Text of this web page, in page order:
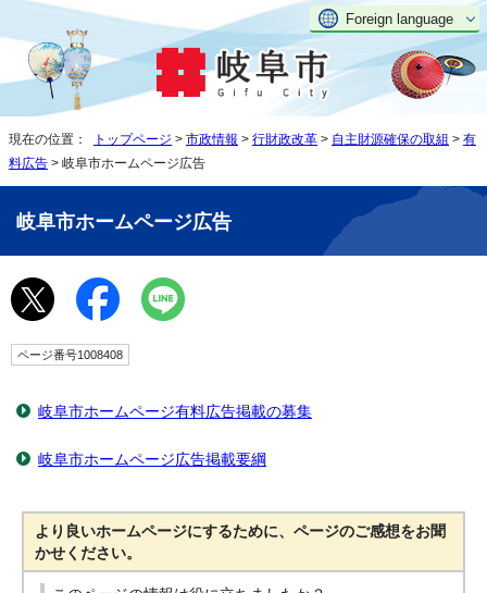
Foreign language
現在の位置： トップページ > 市政情報 > 行財政改革 > 自主財源確保の取組 > 有
料広告 > 岐阜市ホームページ広告
岐阜市ホームページ広告
ページ番号1008408
岐阜市ホームページ有料広告掲載の募集
岐阜市ホームページ広告掲載要綱
より良いホームページにするために、ページのご感想をお聞
かせください。